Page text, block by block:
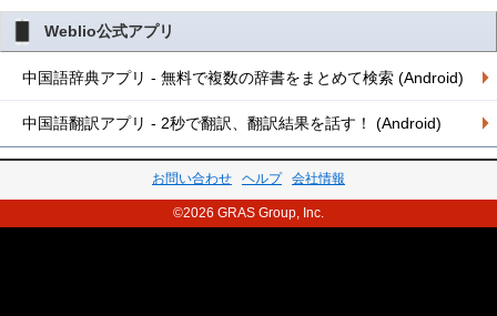
Weblio公式アプリ
中国語辞典アプリ - 無料で複数の辞書をまとめて検索 (Android)
中国語翻訳アプリ - 2秒で翻訳、翻訳結果を話す！ (Android)
お問い合わせ ヘルプ 会社情報
©2026 GRAS Group, Inc.